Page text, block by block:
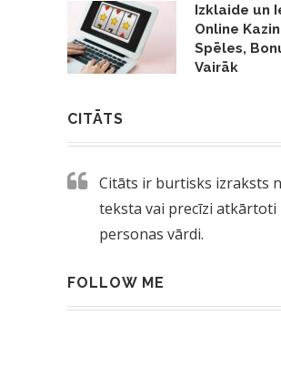
Izklaide un
Online
Spēles,
Vairāk
CITĀTS
Citāts ir burtisks izraksts
teksta vai precīzi atkārtoti
personas vārdi.
FOLLOW ME